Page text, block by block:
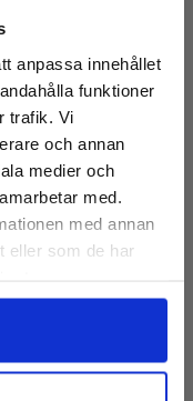
anpassa innehållet
funktioner
trafik. Vi
och annan
medier och
med.
med annan
eller som de har
Lägg I Varukorg
köpet
nyheterna